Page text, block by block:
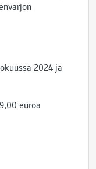
2024 ja
euroa